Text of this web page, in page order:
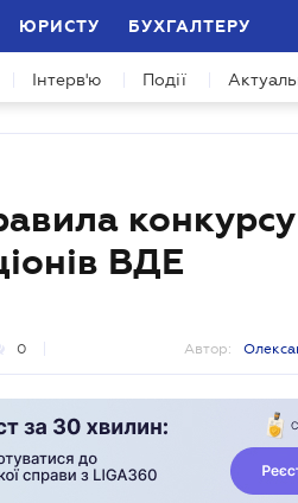
ЮРИСТУ БУХГАЛТЕРУ
Інтерв'ю Події
ВДЕ
0 Автор: